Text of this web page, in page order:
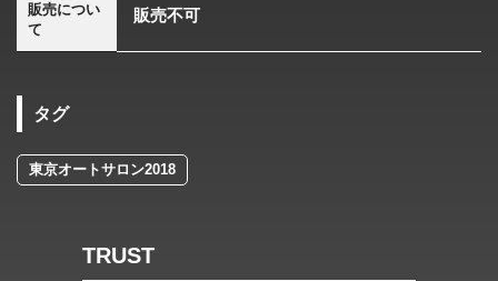
販売につい
て
販売不可
タグ
東京オートサロン2018
TRUST